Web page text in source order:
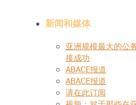
新闻和媒体
亚洲规模最大的公
接成功
ABACE报道
ABACE报道
请在此订阅